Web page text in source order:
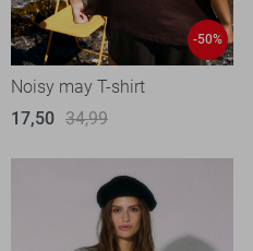
-50%
Noisy may T-shirt
17,50 34,99